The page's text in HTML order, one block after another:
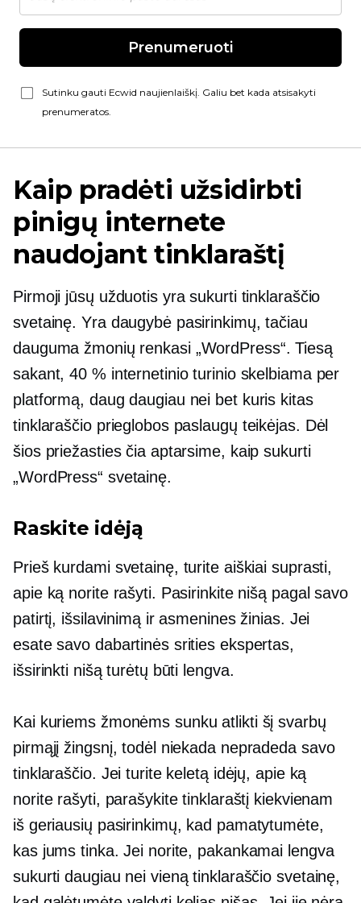
Prenumeruoti
Sutinku gauti Ecwid naujienlaiškį. Galiu bet kada atsisakyti
prenumeratos.
Kaip pradėti užsidirbti
pinigų internete
naudojant tinklaraštį
Pirmoji jūsų užduotis yra sukurti tinklaraščio
svetainę. Yra daugybė pasirinkimų, tačiau
dauguma žmonių renkasi „WordPress“. Tiesą
sakant, 40 % internetinio turinio skelbiama per
platformą, daug daugiau nei bet kuris kitas
tinklaraščio prieglobos paslaugų teikėjas. Dėl
šios priežasties čia aptarsime, kaip sukurti
„WordPress“ svetainę.
Raskite idėją
Prieš kurdami svetainę, turite aiškiai suprasti,
apie ką norite rašyti. Pasirinkite nišą pagal savo
patirtį, išsilavinimą ir asmenines žinias. Jei
esate savo dabartinės srities ekspertas,
išsirinkti nišą turėtų būti lengva.
Kai kuriems žmonėms sunku atlikti šį svarbų
pirmąjį žingsnį, todėl niekada nepradeda savo
tinklaraščio. Jei turite keletą idėjų, apie ką
norite rašyti, parašykite tinklaraštį kiekvienam
iš geriausių pasirinkimų, kad pamatytumėte,
kas jums tinka. Jei norite, pakankamai lengva
sukurti daugiau nei vieną tinklaraščio svetainę,